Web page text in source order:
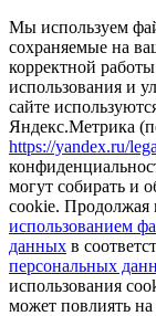
Мы используем
сохраняемые на
корректной
использования и
сайте
Яндекс.Метрика
https://yandex.ru/
могут собирать и
cookie. Продолжая
использованием
данных в
персональных
использования
может повлиять